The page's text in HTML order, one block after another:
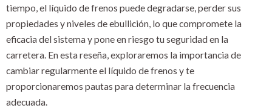
tiempo, el líquido de frenos puede degradarse, perder sus
propiedades y niveles de ebullición, lo que compromete la
eficacia del sistema y pone en riesgo tu seguridad en la
carretera. En esta reseña, exploraremos la importancia de
cambiar regularmente el líquido de frenos y te
proporcionaremos pautas para determinar la frecuencia
adecuada.